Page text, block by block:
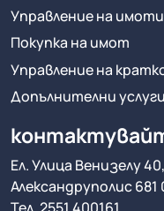
Управление на имоти
Покупка на имот
Управление на
Допълнителни услуги
Ел. Улица Венизелу 40,
Александруполис 681